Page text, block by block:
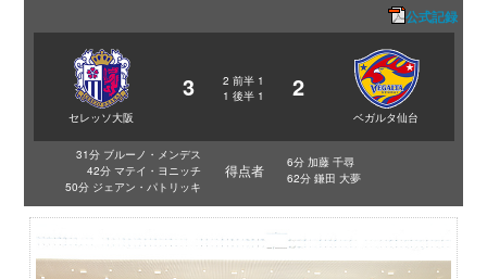
公式記録
セレッソ大阪
3 2 前半 1
1 後半 1 2
ベガルタ仙台
31分 ブルーノ・メンデス
42分 マテイ・ヨニッチ
50分 ジェアン・パトリッキ
得点者
6分 加藤 千尋
62分 鎌田 大夢